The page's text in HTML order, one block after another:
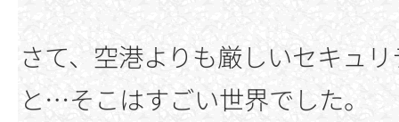
さて、空港よりも厳しいセキュ
と…そこはすごい世界でした。